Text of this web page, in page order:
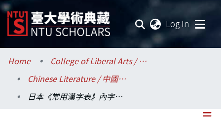
Log In
Communities & Collections
Research Outputs
Home
College of Liberal Arts / 文學院
Chinese Literature / 中國文學系
日本《常用漢字表》內字與臺灣漢字之形體差異─以《康熙字典》中可見之日本漢字為例